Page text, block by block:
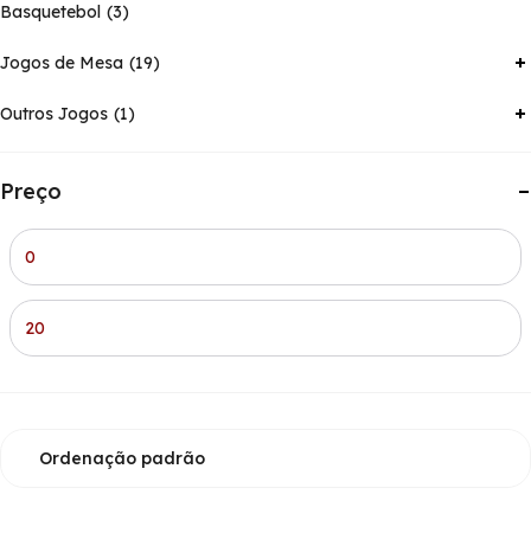
Basquetebol 3
Jogos de Mesa 19
Outros Jogos 1
Preço